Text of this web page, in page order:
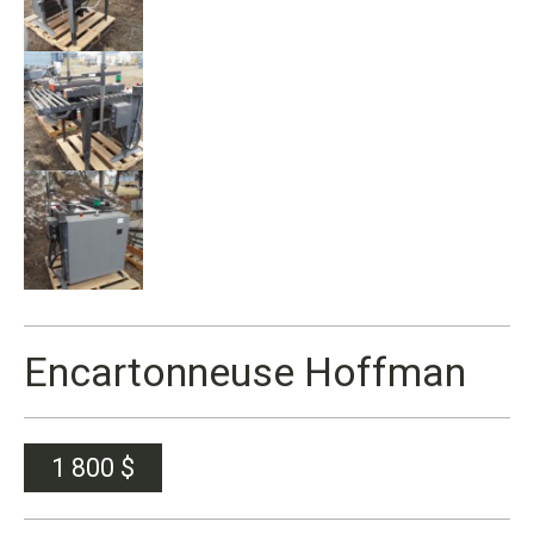
Encartonneuse Hoffman
1 800 $